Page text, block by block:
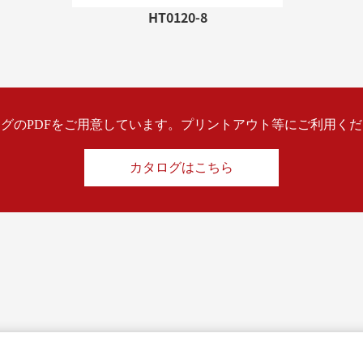
HT0120-8
のPDFをご用意しています。プリントアウト等にご利用く
カタログはこちら